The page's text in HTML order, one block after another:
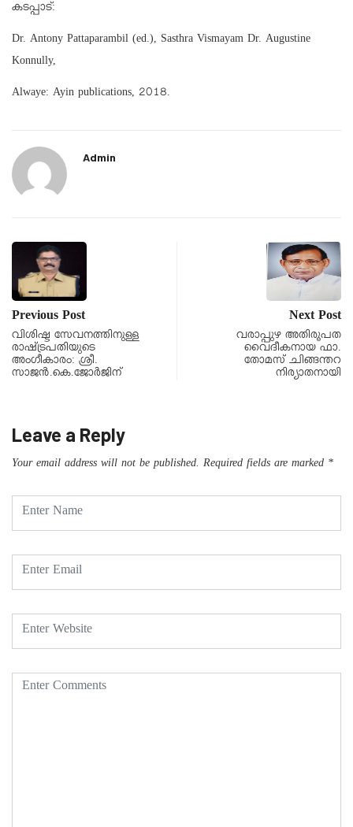
കടപ്പാട്:
Dr. Antony Pattaparambil (ed.), Sasthra Vismayam Dr. Augustine
Konnully,
Alwaye: Ayin publications, 2018.
Admin
Previous Post
വിശിഷ്ട സേവനത്തിനുള്ള
രാഷ്‌ട്രപതിയുടെ
അംഗീകാരം: ശ്രീ.
സാജൻ.കെ.ജോർജിന്
Next Post
വരാപ്പുഴ അതിരൂപത
വൈദീകനായ ഫാ.
തോമസ് ചിങ്ങന്തറ
നിര്യാതനായി
Leave a Reply
Your email address will not be published. Required fields are marked *